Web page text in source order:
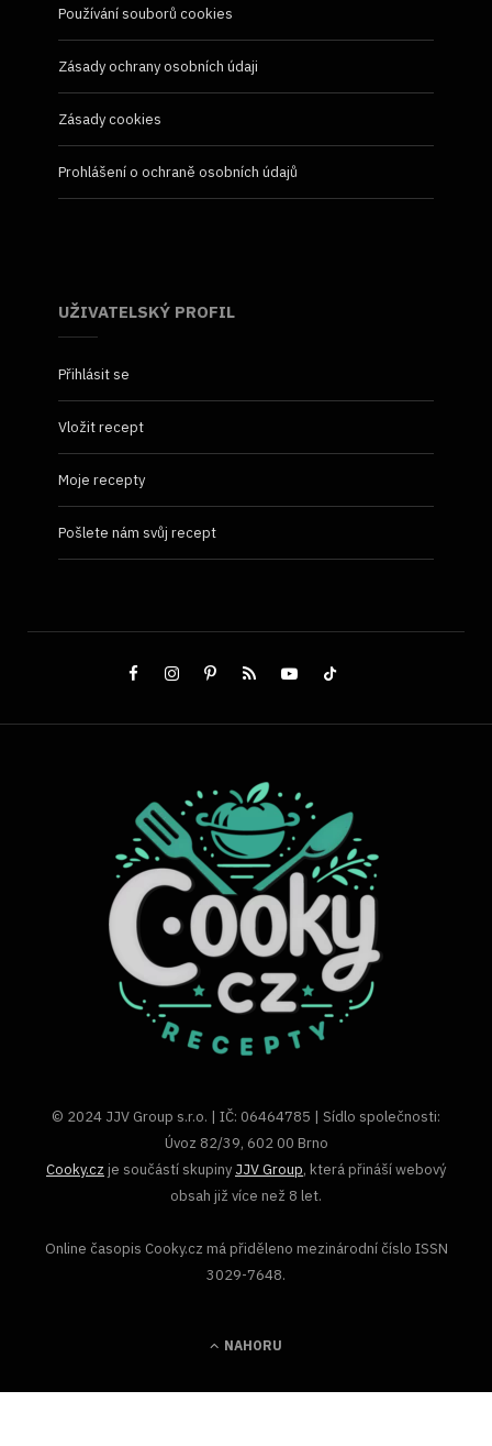
Používání souborů cookies
Zásady ochrany osobních údaji
Zásady cookies
Prohlášení o ochraně osobních údajů
UŽIVATELSKÝ PROFIL
Přihlásit se
Vložit recept
Moje recepty
Pošlete nám svůj recept
© 2024 JJV Group s.r.o. | IČ: 06464785 | Sídlo společnosti:
Úvoz 82/39, 602 00 Brno
Cooky.cz je součástí skupiny JJV Group, která přináší webový
obsah již více než 8 let.
Online časopis Cooky.cz má přiděleno mezinárodní číslo ISSN
3029-7648.
NAHORU